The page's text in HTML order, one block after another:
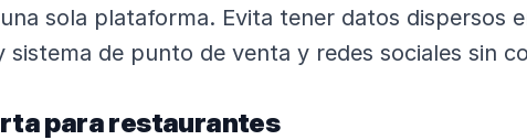
sola plataforma. Evita tener datos dispersos
sistema de punto de venta y redes sociales sin
para restaurantes